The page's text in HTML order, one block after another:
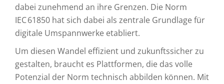
dabei zunehmend an ihre Grenzen. Die Norm
IEC 61850 hat sich dabei als zentrale Grundlage für
digitale Umspannwerke etabliert.
Um diesen Wandel effizient und zukunftssicher zu
gestalten, braucht es Plattformen, die das volle
Potenzial der Norm technisch abbilden können. Mit